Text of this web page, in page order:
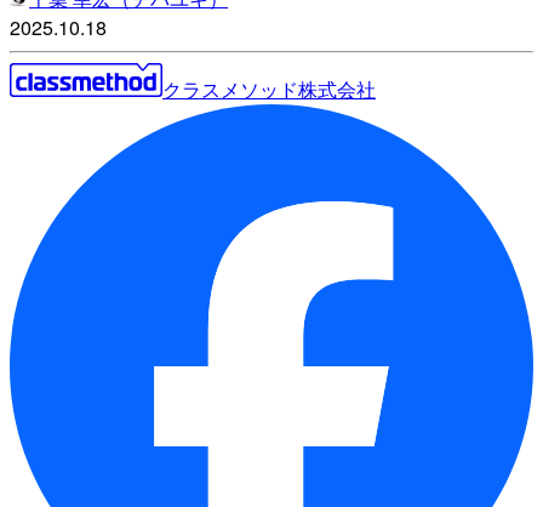
2025.10.18
クラスメソッド株式会社